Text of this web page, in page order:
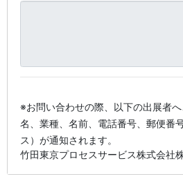
※お問い合わせの際、以下の出展者
名、業種、名前、電話番号、郵便番
ス）が通知されます。
竹田東京プロセスサービス株式会社